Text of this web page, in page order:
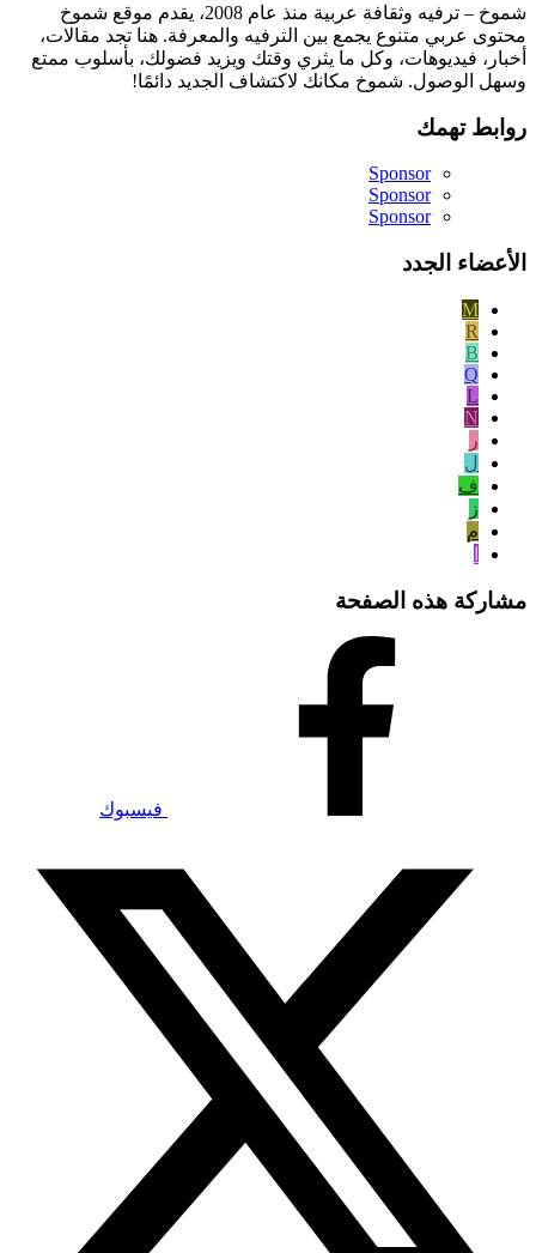
شموخ – ترفيه وثقافة عربية منذ عام 2008، يقدم موقع شموخ
محتوى عربي متنوع يجمع بين الترفيه والمعرفة. هنا تجد مقالات،
أخبار، فيديوهات، وكل ما يثري وقتك ويزيد فضولك، بأسلوب ممتع
وسهل الوصول. شموخ مكانك لاكتشاف الجديد دائمًا!
روابط تهمك
Sponsor
Sponsor
Sponsor
الأعضاء الجدد
M
R
B
Q
L
N
ر
ل
ف
ز
م
مشاركة هذه الصفحة
فيسبوك